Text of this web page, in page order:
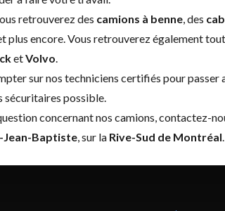
retrouverez des camions à benne, des
plus encore. Vous retrouverez également
etVolvo.
sur nos techniciens certifiés pour passer
sécuritaires possible.
concernant nos camions,contactez-
Jean-Baptiste, sur la Rive-Sud de Montréal.